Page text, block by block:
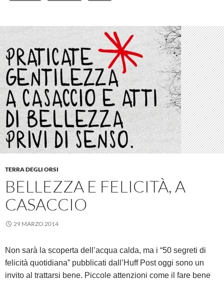
TERRA DEGLI ORSI
BELLEZZA E FELICITÀ, A
CASACCIO
29 MARZO 2014
Non sarà la scoperta dell’acqua calda, ma i “50 segreti di
felicità quotidiana” pubblicati dall’Huff Post oggi sono un
invito al trattarsi bene. Piccole attenzioni come il fare bene